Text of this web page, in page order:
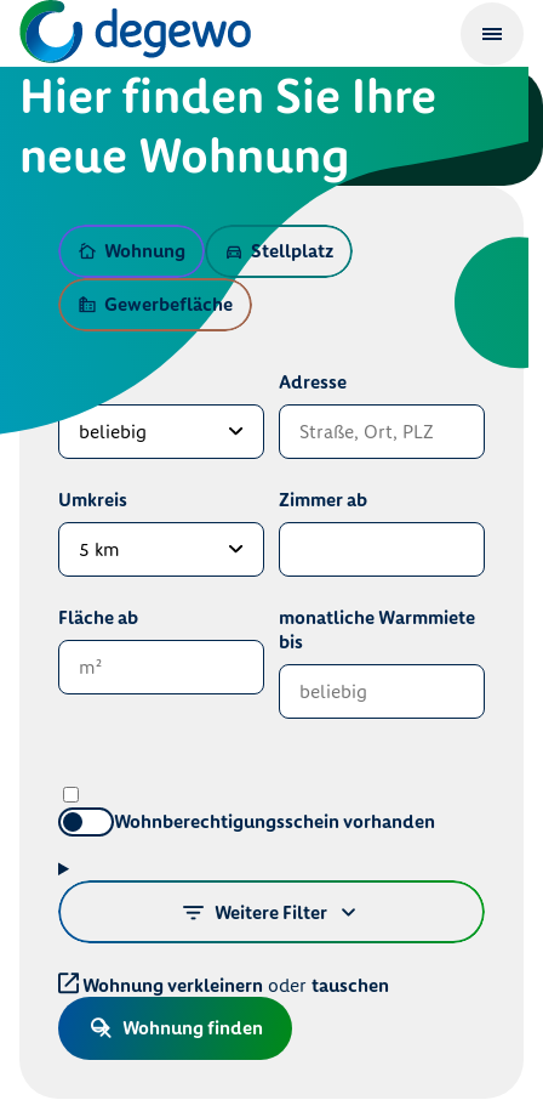
Hier finden Sie Ihre
neue Wohnung
Wohnung Stellplatz
Gewerbefläche
Adresse
Umkreis Zimmer ab
Fläche ab
monatliche Warmmiete
bis
Weitere Filter
Wohnberechtigungsschein vorhanden
Wohnung verkleinern odertauschen
Wohnung finden